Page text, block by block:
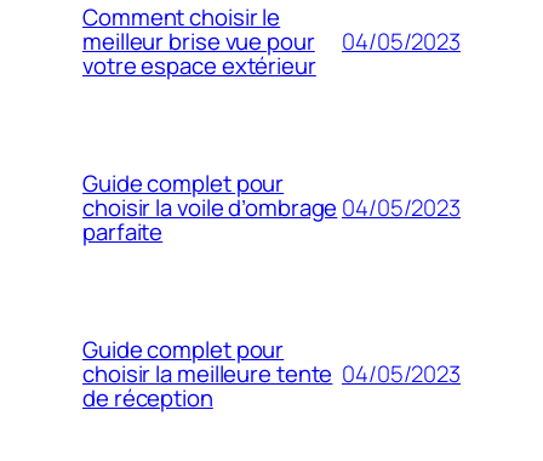
Comment choisir le
meilleur brise vue pour
votre espace extérieur
04/05/2023
Guide complet pour
choisir la voile d’ombrage
parfaite
04/05/2023
Guide complet pour
choisir la meilleure tente
de réception
04/05/2023